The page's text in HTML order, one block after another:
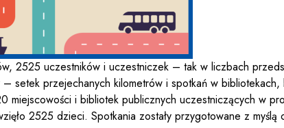
2525 uczestników i uczestniczek – tak w liczbach
setek przejechanych kilometrów i spotkań w
miejscowości i bibliotek publicznych uczestniczących w
2525 dzieci. Spotkania zostały przygotowane z